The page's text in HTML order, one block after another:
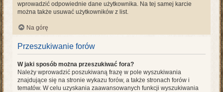
wprowadzić odpowiednie dane użytkownika. Na tej samej karcie
można także usuwać użytkowników z list.
Na górę
Przeszukiwanie forów
W jaki sposób można przeszukiwać fora?
Należy wprowadzić poszukiwaną frazę w pole wyszukiwania
znajdujące się na stronie wykazu forów, a także stronach forów i
tematów. W celu uzyskania zaawansowanych funkcji wyszukiwania